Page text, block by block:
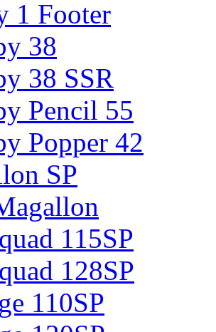
1 Footer
38
38 SSR
Pencil 55
Popper 42
SP
115SP
128SP
110SP